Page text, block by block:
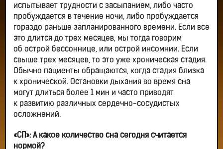
испытывает трудности с засыпанием, либо часто
пробуждается в течение ночи, либо пробуждается
гораздо раньше запланированного времени. Если все
это длится до трех месяцев, мы тогда говорим
об острой бессоннице, или острой инсомнии. Если
свыше трех месяцев, то это уже хроническая стадия.
Обычно пациенты обращаются, когда стадия близка
к хронической. Остановки дыхания во время сна
могут длиться более 1 мин и часто приводят
к развитию различных сердечно-сосудистых
осложнений.
«СП»: А какое количество сна сегодня считается
нормой?